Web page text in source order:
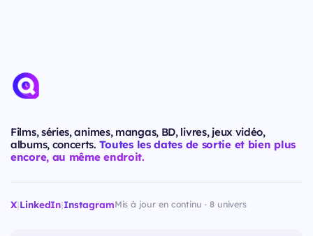
Films, séries, animes, mangas, BD, livres, jeux vidéo,
albums, concerts. Toutes les dates de sortie et bien plus
encore, au même endroit.
X|LinkedIn|InstagramMis à jour en continu · 8 univers